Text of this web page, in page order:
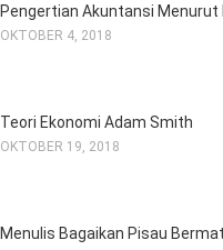
Pengertian Akuntansi Menurut
OKTOBER 4, 2018
Teori Ekonomi Adam Smith
OKTOBER 19, 2018
Menulis Bagaikan Pisau